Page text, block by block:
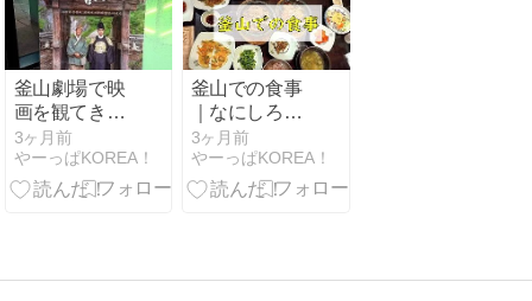
釜山劇場で映
画を観てきま
した。
3ヶ月前
やーっぱKOREA！
釜山での食事
｜なにしろ食
べるのがメイ
ンの旅行
3ヶ月前
やーっぱKOREA！